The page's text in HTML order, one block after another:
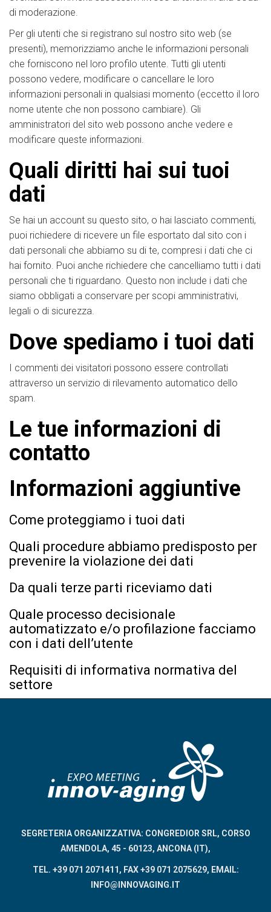
di moderazione.
Per gli utenti che si registrano sul nostro sito web (se
presenti), memorizziamo anche le informazioni personali
che forniscono nel loro profilo utente. Tutti gli utenti
possono vedere, modificare o cancellare le loro
informazioni personali in qualsiasi momento (eccetto il loro
nome utente che non possono cambiare). Gli
amministratori del sito web possono anche vedere e
modificare queste informazioni.
Quali diritti hai sui tuoi
dati
Se hai un account su questo sito, o hai lasciato commenti,
puoi richiedere di ricevere un file esportato dal sito con i
dati personali che abbiamo su di te, compresi i dati che ci
hai fornito. Puoi anche richiedere che cancelliamo tutti i dati
personali che ti riguardano. Questo non include i dati che
siamo obbligati a conservare per scopi amministrativi,
legali o di sicurezza.
Dove spediamo i tuoi dati
I commenti dei visitatori possono essere controllati
attraverso un servizio di rilevamento automatico dello
spam.
Le tue informazioni di
contatto
Informazioni aggiuntive
Come proteggiamo i tuoi dati
Quali procedure abbiamo predisposto per
prevenire la violazione dei dati
Da quali terze parti riceviamo dati
Quale processo decisionale
automatizzato e/o profilazione facciamo
con i dati dell’utente
Requisiti di informativa normativa del
settore
SEGRETERIA ORGANIZZATIVA: CONGREDIOR SRL, CORSO
AMENDOLA, 45 - 60123, ANCONA (IT),
TEL. +39 071 2071411, FAX +39 071 2075629, EMAIL:
INFO@INNOVAGING.IT